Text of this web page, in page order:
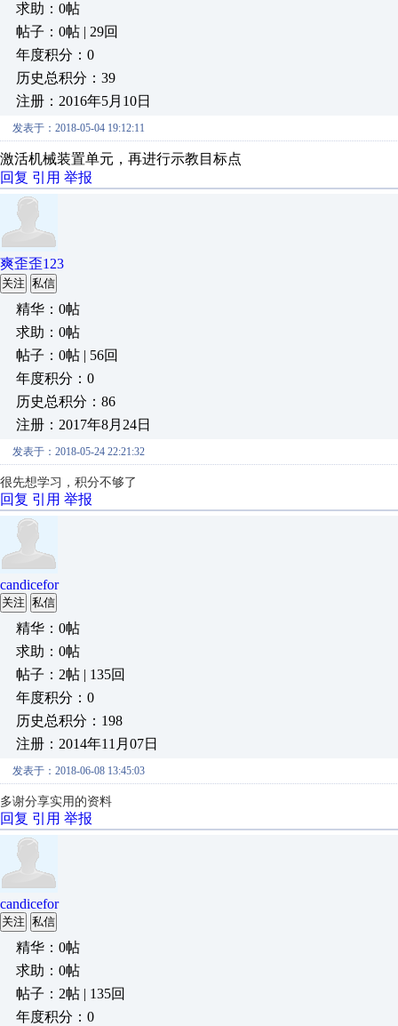
求助：0帖
帖子：0帖 | 29回
年度积分：0
历史总积分：39
注册：2016年5月10日
发表于：2018-05-04 19:12:11
激活机械装置单元，再进行示教目标点
回复 引用 举报
爽歪歪123
关注 私信
精华：0帖
求助：0帖
帖子：0帖 | 56回
年度积分：0
历史总积分：86
注册：2017年8月24日
发表于：2018-05-24 22:21:32
很先想学习，积分不够了
回复 引用 举报
candicefor
关注 私信
精华：0帖
求助：0帖
帖子：2帖 | 135回
年度积分：0
历史总积分：198
注册：2014年11月07日
发表于：2018-06-08 13:45:03
多谢分享实用的资料
回复 引用 举报
candicefor
关注 私信
精华：0帖
求助：0帖
帖子：2帖 | 135回
年度积分：0